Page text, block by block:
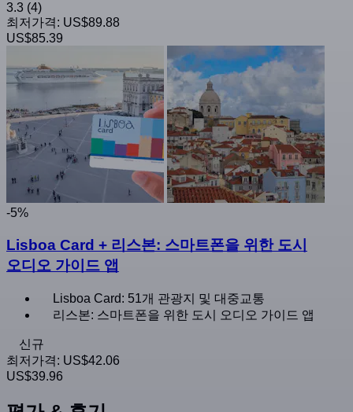
3.3 (4)
최저가격: US$89.88
US$85.39
-5%
Lisboa Card + 리스본: 스마트폰을 위한 도시
오디오 가이드 앱
Lisboa Card: 51개 관광지 및 대중교통
리스본: 스마트폰을 위한 도시 오디오 가이드 앱
신규
최저가격: US$42.06
US$39.96